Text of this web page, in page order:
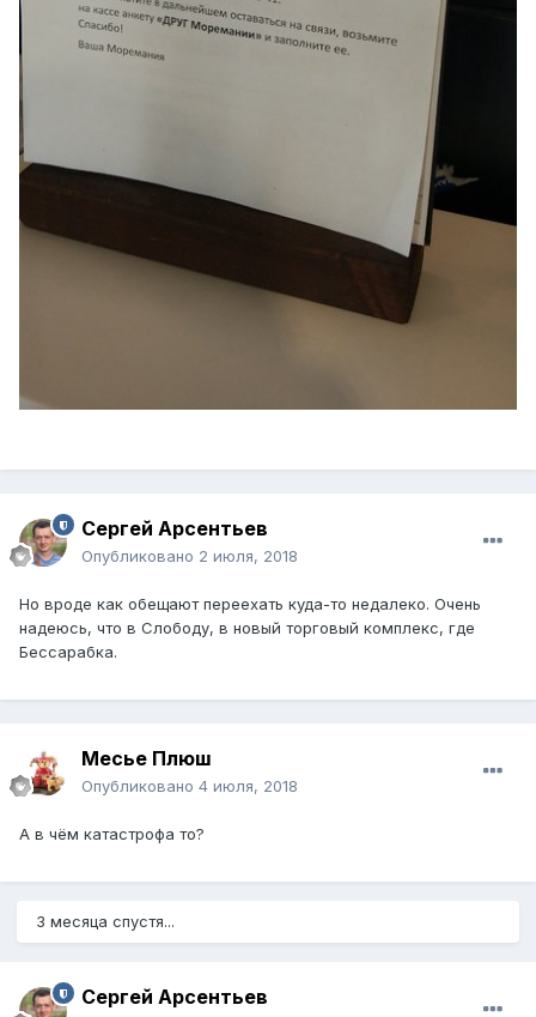
Сергей Арсентьев
Опубликовано 2 июля, 2018
Но вроде как обещают переехать куда-то недалеко. Очень
надеюсь, что в Слободу, в новый торговый комплекс, где
Бессарабка.
Месье Плюш
Опубликовано 4 июля, 2018
А в чём катастрофа то?
3 месяца спустя...
Сергей Арсентьев